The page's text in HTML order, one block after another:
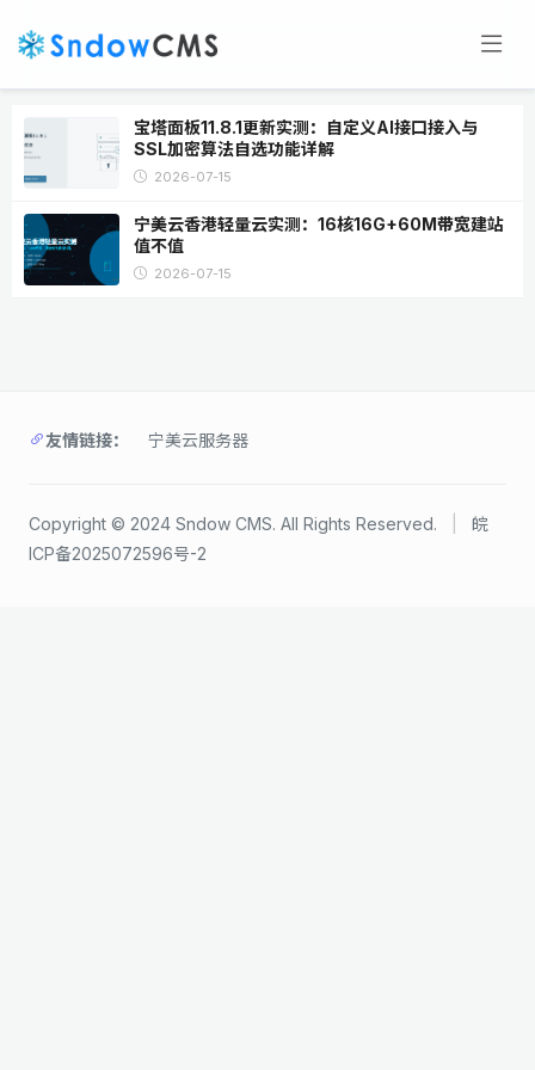
宝塔面板11.8.1更新实测：自定义AI接口接入与
SSL加密算法自选功能详解
2026-07-15
宁美云香港轻量云实测：16核16G+60M带宽建站
值不值
2026-07-15
友情链接： 宁美云服务器
Copyright © 2024 Sndow CMS. All Rights Reserved.
皖
ICP备2025072596号-2